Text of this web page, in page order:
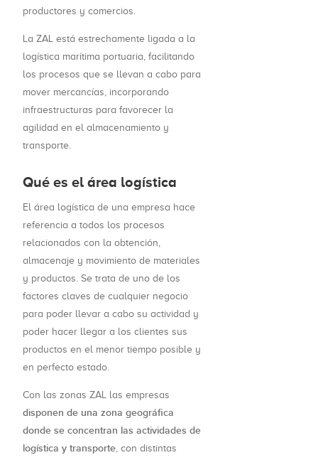
productores y comercios.
La ZAL está estrechamente ligada a la
logística marítima portuaria, facilitando
los procesos que se llevan a cabo para
mover mercancías, incorporando
infraestructuras para favorecer la
agilidad en el almacenamiento y
transporte.
Qué es el área logística
El área logística de una empresa hace
referencia a todos los procesos
relacionados con la obtención,
almacenaje y movimiento de materiales
y productos. Se trata de uno de los
factores claves de cualquier negocio
para poder llevar a cabo su actividad y
poder hacer llegar a los clientes sus
productos en el menor tiempo posible y
en perfecto estado.
Con las zonas ZAL las empresas
disponen de una zona geográfica
donde se concentran las actividades de
logística y transporte, con distintas